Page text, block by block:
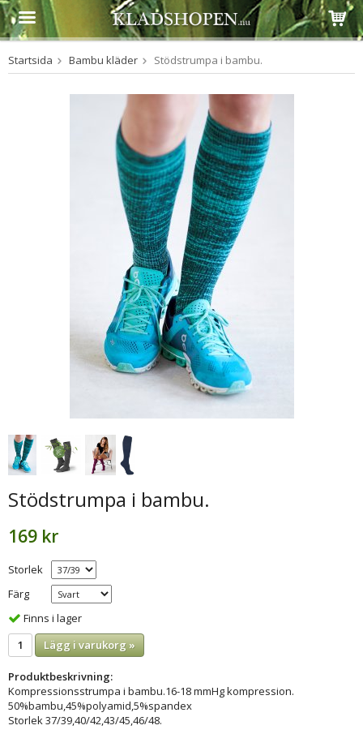
Produkten har blivit tillagd i varukorgen
Startsida Bambu kläder Stödstrumpa i bambu.
Stödstrumpa i bambu.
169 kr
Storlek
Färg
Finns i lager
Lägg i varukorg »
Produktbeskrivning:
Kompressionsstrumpa i bambu.16-18 mmHg kompression.
50%bambu,45%polyamid,5%spandex
Storlek 37/39,40/42,43/45,46/48.